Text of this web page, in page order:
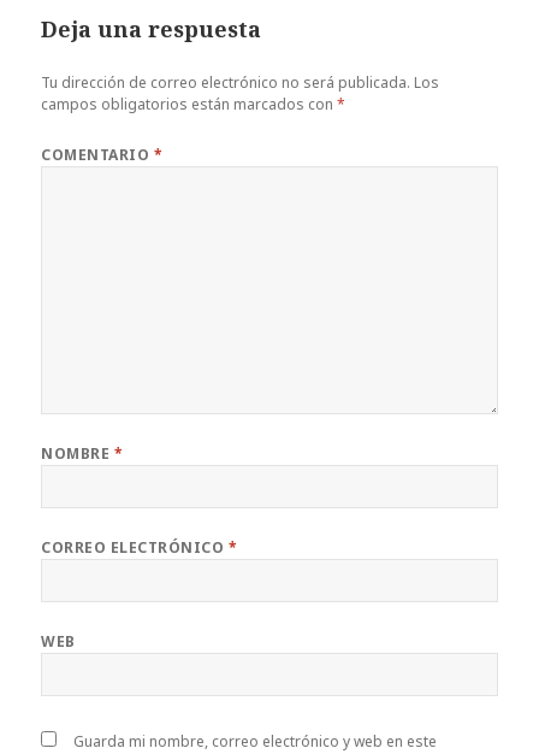
Deja una respuesta
Tu dirección de correo electrónico no será publicada. Los
campos obligatorios están marcados con*
COMENTARIO *
NOMBRE *
CORREO ELECTRÓNICO *
WEB
Guarda mi nombre, correo electrónico y web en este